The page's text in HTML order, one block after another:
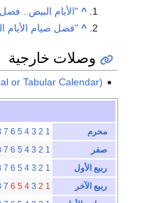
^ "الأيام البيض..
^ "فضل صيام الأيام
وصلات خارجية
or Tabular Calendar)
محرم 1
2
3
4
5
6
7
صفر
1
2
3
4
5
6
7
ربيع الأول
1
2
3
4
5
6
7
ربيع الآخر
1
2
3
4
5
6
7